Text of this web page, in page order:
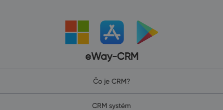
eWay-CRM
Čo je CRM?
CRM systém